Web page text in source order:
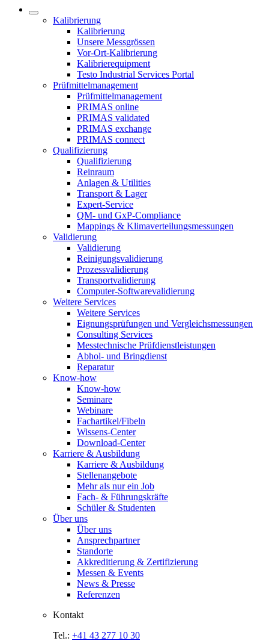
Kalibrierung
Kalibrierung
Unsere Messgrössen
Vor-Ort-Kalibrierung
Kalibrierequipment
Testo Industrial Services Portal
Prüfmittelmanagement
Prüfmittelmanagement
PRIMAS online
PRIMAS validated
PRIMAS exchange
PRIMAS connect
Qualifizierung
Qualifizierung
Reinraum
Anlagen & Utilities
Transport & Lager
Expert-Service
QM- und GxP-Compliance
Mappings & Klimaverteilungsmessungen
Validierung
Validierung
Reinigungsvalidierung
Prozessvalidierung
Transportvalidierung
Computer-Softwarevalidierung
Weitere Services
Weitere Services
Eignungsprüfungen und Vergleichsmessungen
Consulting Services
Messtechnische Prüfdienstleistungen
Abhol- und Bringdienst
Reparatur
Know-how
Know-how
Seminare
Webinare
Fachartikel/Fibeln
Wissens-Center
Download-Center
Karriere & Ausbildung
Karriere & Ausbildung
Stellenangebote
Mehr als nur ein Job
Fach- & Führungskräfte
Schüler & Studenten
Über uns
Über uns
Ansprechpartner
Standorte
Akkreditierung & Zertifizierung
Messen & Events
News & Presse
Referenzen
Kontakt
Tel.: +41 43 277 10 30